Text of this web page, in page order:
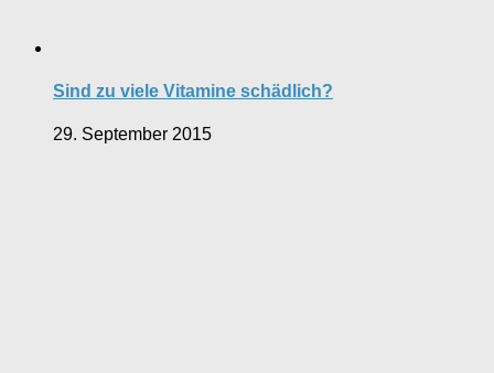
Sind zu viele Vitamine schädlich?
29. September 2015